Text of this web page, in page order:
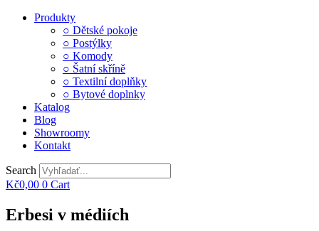
Produkty
○ Dětské pokoje
○ Postýlky
○ Komody
○ Šatní skříně
○ Textilní doplňky
○ Bytové doplnky
Katalog
Blog
Showroomy
Kontakt
Search
Kč0,00 0 Cart
Erbesi v médiích